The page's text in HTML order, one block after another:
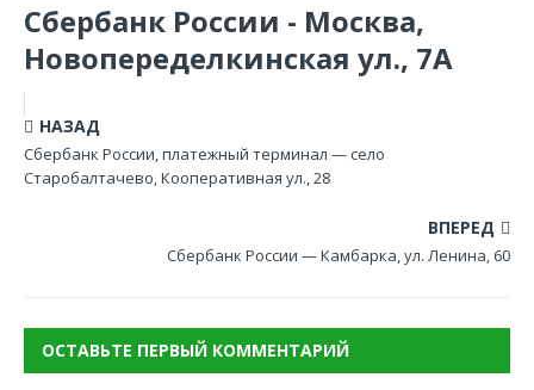
Сбербанк России - Москва,
Новопеределкинская ул., 7А
НАЗАД
Сбербанк России, платежный терминал — село
Старобалтачево, Кооперативная ул., 28
ВПЕРЕД
Сбербанк России — Камбарка, ул. Ленина, 60
ОСТАВЬТЕ ПЕРВЫЙ КОММЕНТАРИЙ